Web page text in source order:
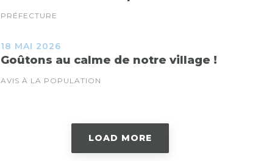
PRÉFECTURE
18 MAI 2026
Goûtons au calme de notre village !
AVIS À LA POPULATION
LOAD MORE